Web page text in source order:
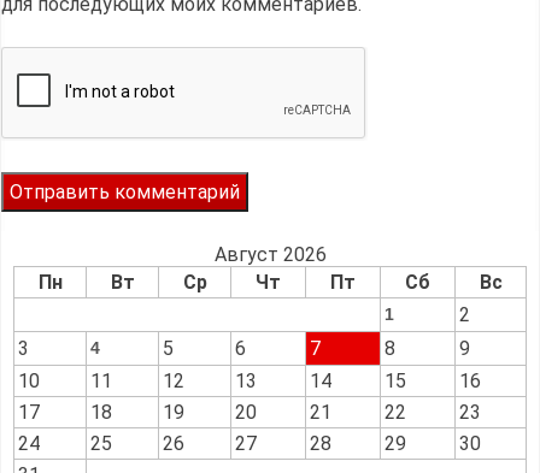
Август 2026
Пн
Вт Ср Чт Пт Сб Вс
1
2
3
4 5 6 7 8
9
10
11 12 13 14 15
16
17
18 19 20 21 22
23
24
25 26 27 28 29
30